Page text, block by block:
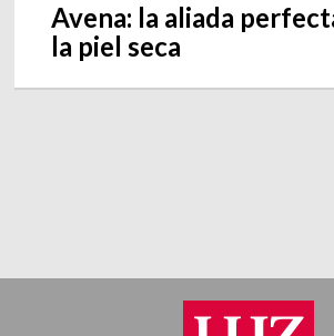
Avena: la aliada
la piel seca